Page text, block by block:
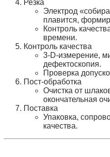
Резка
Электрод
плавится,
Контроль
времени.
Контроль качества
3‑D‑измерение,
дефектоскопия.
Проверка
Пост‑обработка
Очистка от
окончательная
Поставка
Упаковка,
качества.